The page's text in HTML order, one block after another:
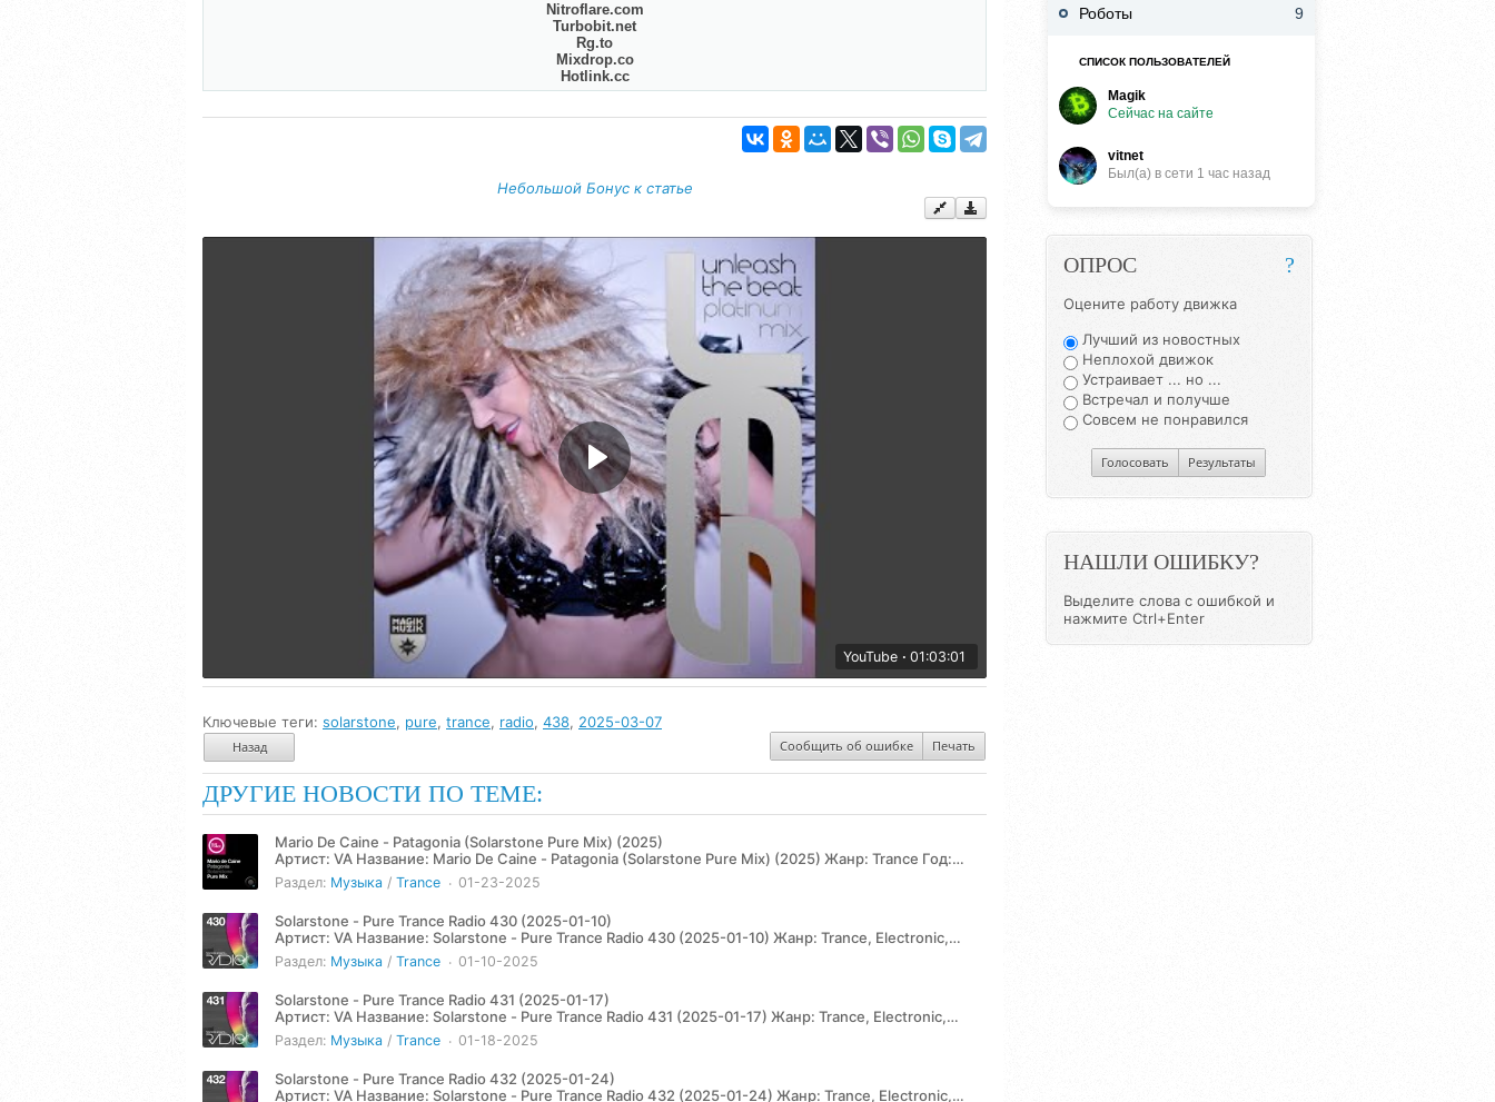
Nitroflare.com
Turbobit.net
Rg.to
Mixdrop.co
Hotlink.cc
Небольшой Бонус к статье
YouTube 01:03:01
Ключевые теги: solarstone, pure, trance, radio, 438, 2025-03-07
Назад Сообщить об ошибке Печать
ДРУГИЕ НОВОСТИ ПО ТЕМЕ:
Mario De Caine - Patagonia (Solarstone Pure Mix) (2025)
Артист: VA Название: Mario De Caine - Patagonia (Solarstone Pure Mix) (2025) Жанр: Trance Год:
2025 Количество...
01-23-2025
Раздел: Музыка / Trance
Solarstone - Pure Trance Radio 430 (2025-01-10)
Артист: VA Название: Solarstone - Pure Trance Radio 430 (2025-01-10) Жанр: Trance, Electronic,
Progressive Год: 2025...
01-10-2025
Раздел: Музыка / Trance
Solarstone - Pure Trance Radio 431 (2025-01-17)
Артист: VA Название: Solarstone - Pure Trance Radio 431 (2025-01-17) Жанр: Trance, Electronic,
Progressive Год: 2025...
01-18-2025
Раздел: Музыка / Trance
Solarstone - Pure Trance Radio 432 (2025-01-24)
Артист: VA Название: Solarstone - Pure Trance Radio 432 (2025-01-24) Жанр: Trance, Electronic,
Роботы
9
СПИСОК ПОЛЬЗОВАТЕЛЕЙ
Magik
Сейчас на сайте
vitnet
Был(a) в сети 1 час назад
ОПРОС ?
Оцените работу движка
Лучший из новостных
Неплохой движок
Устраивает ... но ...
Встречал и получше
Совсем не понравился
Голосовать Результаты
НАШЛИ ОШИБКУ?
Выделите слова с ошибкой и
нажмите Ctrl+Enter